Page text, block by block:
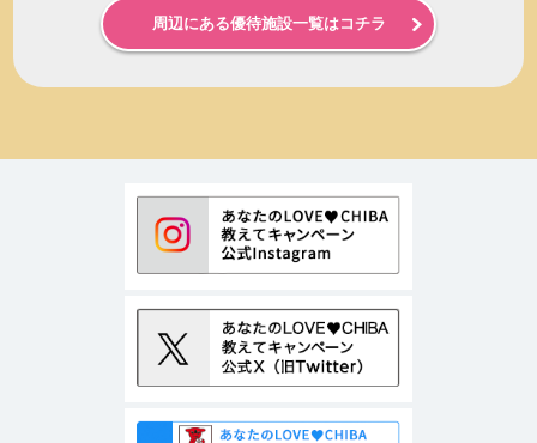
周辺にある優待施設一覧はコチラ